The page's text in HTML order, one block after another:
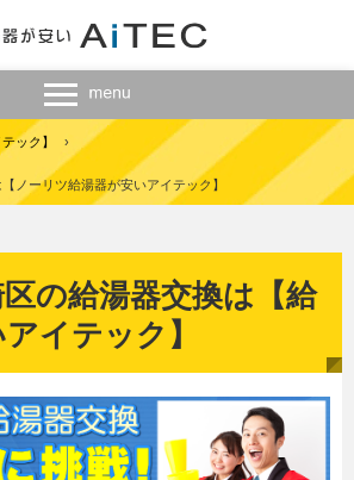
ック】 ›
ノーリツ給湯器が安いアイテック】
の給湯器交換は【給
イテック】